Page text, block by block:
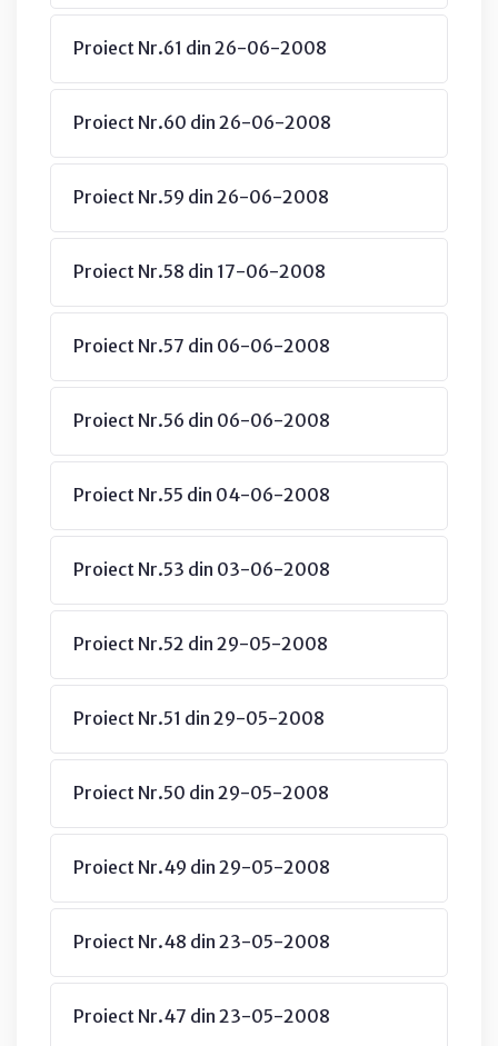
Proiect Nr.61 din 26-06-2008
Proiect Nr.60 din 26-06-2008
Proiect Nr.59 din 26-06-2008
Proiect Nr.58 din 17-06-2008
Proiect Nr.57 din 06-06-2008
Proiect Nr.56 din 06-06-2008
Proiect Nr.55 din 04-06-2008
Proiect Nr.53 din 03-06-2008
Proiect Nr.52 din 29-05-2008
Proiect Nr.51 din 29-05-2008
Proiect Nr.50 din 29-05-2008
Proiect Nr.49 din 29-05-2008
Proiect Nr.48 din 23-05-2008
Proiect Nr.47 din 23-05-2008